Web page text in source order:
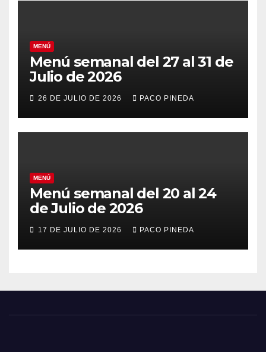
MENÚ
Menú semanal del 27 al 31 de
Julio de 2026
26 DE JULIO DE 2026 PACO PINEDA
MENÚ
Menú semanal del 20 al 24
de Julio de 2026
17 DE JULIO DE 2026 PACO PINEDA